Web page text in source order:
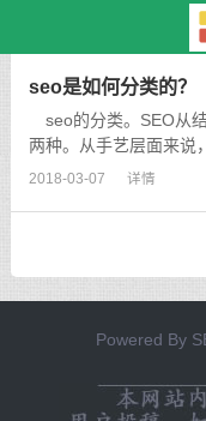
> 尬
seo是如何分类的？
seo的分类。SEO从
两种。从手艺层面来说
SEO。...
2018-03-07 详情
Powered By